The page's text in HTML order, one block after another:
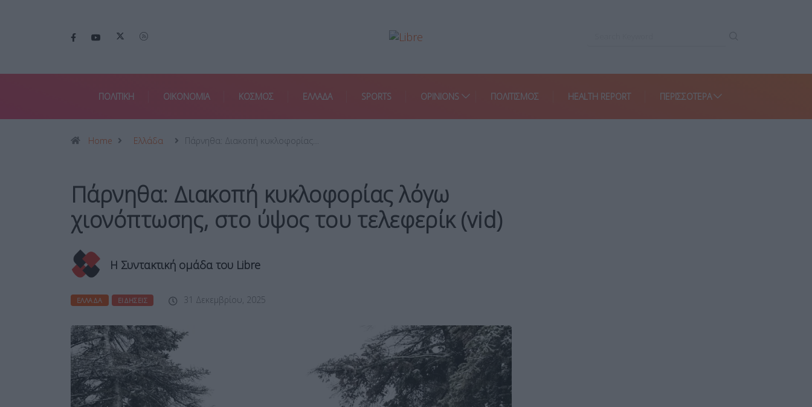
ΠΟΛΙΤΙΚΗ ΟΙΚΟΝΟΜΙΑ ΚΟΣΜΟΣ ΕΛΛΑΔΑ SPORTS OPINIONS ΠΟΛΙΤΙΣΜΟΣ HEALTH REPORT ΠΕΡΙΣΣΌΤΕΡΑ
Home Ελλάδα Πάρνηθα: Διακοπή κυκλοφορίας…
Πάρνηθα: Διακοπή κυκλοφορίας λόγω
χιονόπτωσης, στο ύψος του τελεφερίκ (vid)
Η Συντακτική ομάδα του Libre
ΕΛΛΆΔΑ ΕΙΔΉΣΕΙΣ 31 Δεκεμβρίου, 2025